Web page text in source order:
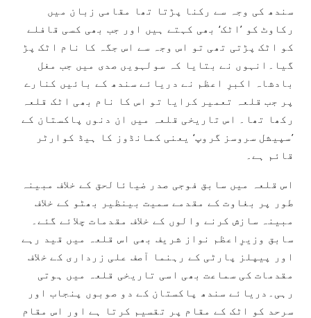
سندھ کی وجہ سے رکنا پڑتا تھا مقامی زبان میں
رکاوٹ کو ’اٹک‘ بھی کہتے ہیں اور جب بھی کسی قافلے
کو اٹک پڑتی تھی تو اس وجہ سے اس جگہ کا نام اٹک پڑ
گیا۔انہوں نے بتایا کہ سولہویں صدی میں جب مغل
بادشاہ اکبرِ اعظم نے دریائے سندھ کے بائیں کنارے
پر جب قلعہ تعمیر کرایا تو اس کا نام بھی اٹک قلعہ
رکھا تھا۔ اس تاریخی قلعہ میں ان دنوں پاکستان کے
’سپیشل سروسز گروپ‘ یعنی کمانڈوز کا ہیڈ کوارٹر
قائم ہے۔
اس قلعہ میں سابق فوجی صدر ضیائالحق کے خلاف مبینہ
طور پر بغاوت کے مقدمے سمیت بینظیر بھٹو کے خلاف
مبینہ سازش کرنے والوں کے خلاف مقدمات چلائے گئے۔
سابق وزیرِاعظم نواز شریف بھی اس قلعہ میں قید رہے
اور پیپلز پارٹی کے رہنما آصف علی زرداری کے خلاف
مقدمات کی سماعت بھی اسی تاریخی قلعہ میں ہوتی
رہی۔دریائے سندھ پاکستان کے دو صوبوں پنجاب اور
سرحد کو اٹک کے مقام پر تقسیم کرتا ہے اور اس مقام